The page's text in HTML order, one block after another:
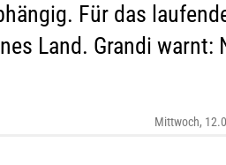
Für das
Land. Grandi warnt:
Mittwoch,